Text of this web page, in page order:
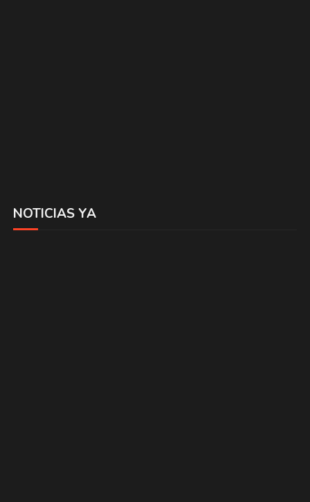
NOTICIAS YA